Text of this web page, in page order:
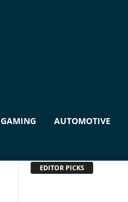
GAMING AUTOMOTIVE
EDITOR PICKS